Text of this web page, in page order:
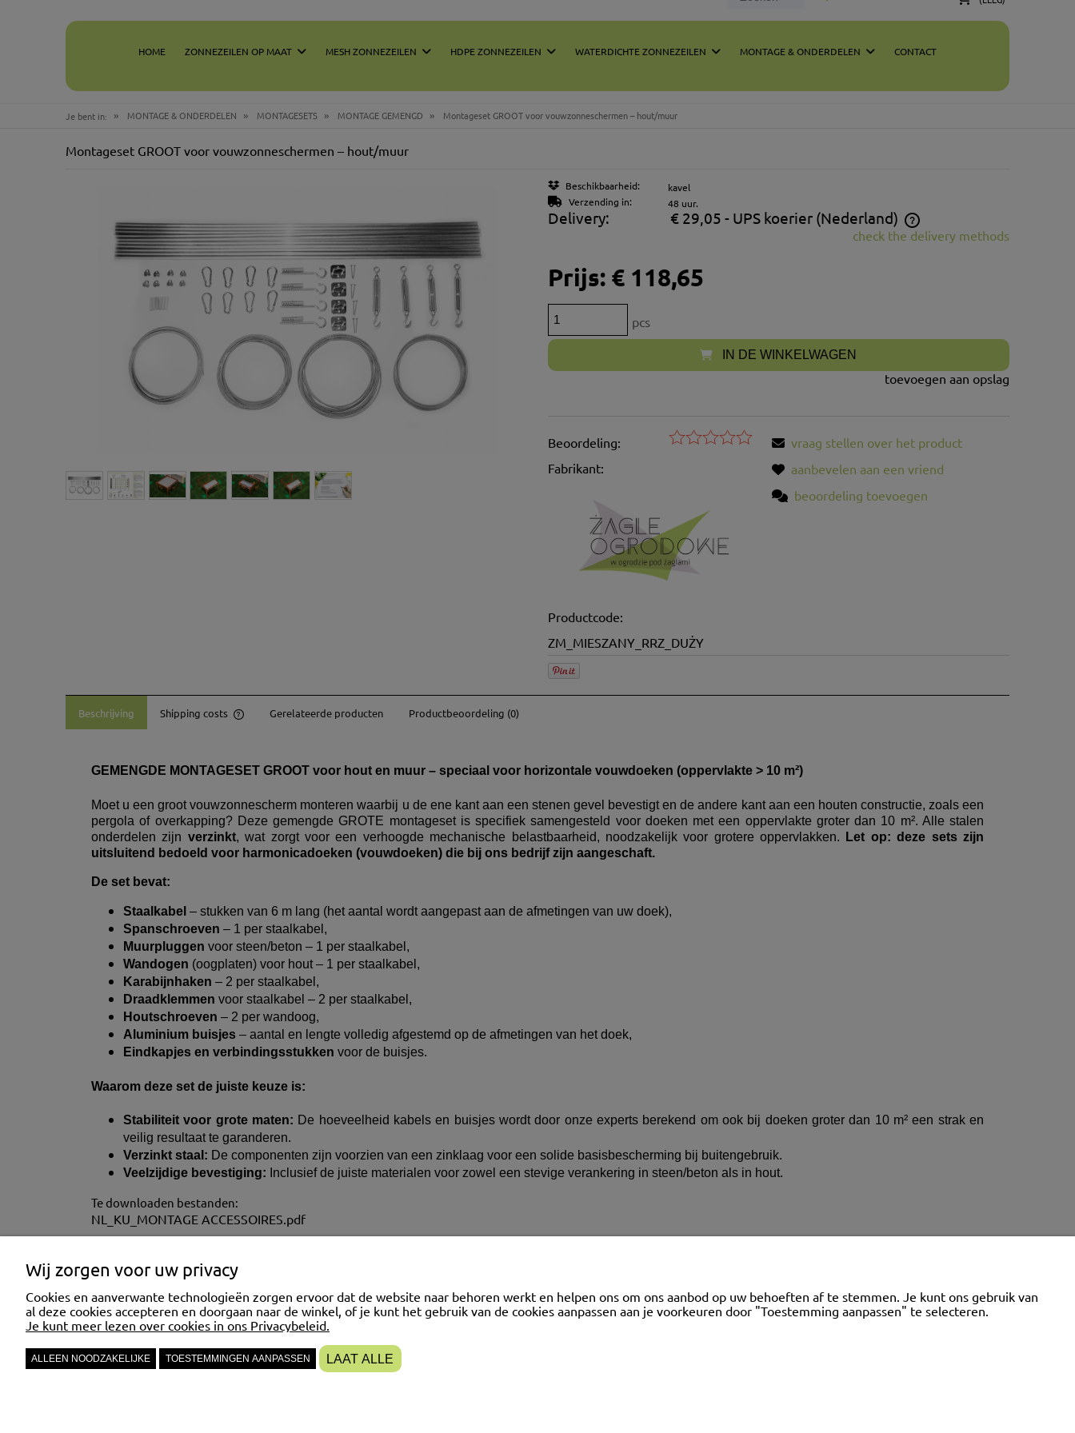
HOME ZONNEZEILEN OP MAAT MESH ZONNEZEILEN HDPE ZONNEZEILEN WATERDICHTE ZONNEZEILEN MONTAGE & ONDERDELEN CONTACT
Je bent in: » MONTAGE & ONDERDELEN » MONTAGESETS » MONTAGE GEMENGD » Montageset GROOT voor vouwzonneschermen – hout/muur
Montageset GROOT voor vouwzonneschermen – hout/muur
Beschikbaarheid:
kavel
Verzending in:
48 uur.
Delivery: € 29,05 - UPS koerier (Nederland)
check the delivery methods
Prijs: € 118,65
pcs
IN DE WINKELWAGEN
toevoegen aan opslag
Beoordeling:
Fabrikant:
Productcode:
ZM_MIESZANY_RRZ_DUŻY
vraag stellen over het product
aanbevelen aan een vriend
beoordeling toevoegen
Beschrijving Shipping costs
payment costs
Gerelateerde producten Productbeoordeling (0)
GEMENGDE MONTAGESET GROOT voor hout en muur – speciaal voor horizontale vouwdoeken (oppervlakte > 10 m²)
Moet u een groot vouwzonnescherm monteren waarbij u de ene kant aan een stenen gevel bevestigt en de andere kant aan een houten constructie, zoals een
pergola of overkapping? Deze gemengde GROTE montageset is specifiek samengesteld voor doeken met een oppervlakte groter dan 10 m². Alle stalen
onderdelen zijn verzinkt, wat zorgt voor een verhoogde mechanische belastbaarheid, noodzakelijk voor grotere oppervlakken.
Let op: deze sets zijn
uitsluitend bedoeld voor harmonicadoeken (vouwdoeken) die bij ons bedrijf zijn aangeschaft.
De set bevat:
Staalkabel – stukken van 6 m lang (het aantal wordt aangepast aan de afmetingen van uw doek),
Spanschroeven – 1 per staalkabel,
Muurpluggen voor steen/beton – 1 per staalkabel,
Wandogen (oogplaten) voor hout – 1 per staalkabel,
Karabijnhaken – 2 per staalkabel,
Draadklemmen voor staalkabel – 2 per staalkabel,
Houtschroeven – 2 per wandoog,
Aluminium buisjes – aantal en lengte volledig afgestemd op de afmetingen van het doek,
Eindkapjes en verbindingsstukken voor de buisjes.
Waarom deze set de juiste keuze is:
Stabiliteit voor grote maten: De hoeveelheid kabels en buisjes wordt door onze experts berekend om ook bij doeken groter dan 10 m² een strak en
veilig resultaat te garanderen.
Verzinkt staal: De componenten zijn voorzien van een zinklaag voor een solide basisbescherming bij buitengebruik.
Veelzijdige bevestiging: Inclusief de juiste materialen voor zowel een stevige verankering in steen/beton als in hout.
Te downloaden bestanden:
NL_KU_MONTAGE ACCESSOIRES.pdf
KLANTENSERVICE
AVG
Hulp
Reglement van de webshop
Inloggen
Mijn bestellingen
Accountinstellingen
FAQ
CONTACT
Wij zorgen voor uw privacy
Cookies en aanverwante technologieën zorgen ervoor dat de website naar behoren werkt en helpen ons om ons aanbod op uw behoeften af te stemmen. Je kunt ons gebruik van
al deze cookies accepteren en doorgaan naar de winkel, of je kunt het gebruik van de cookies aanpassen aan je voorkeuren door "Toestemming aanpassen" te selecteren.
Je kunt meer lezen over cookies in ons Privacybeleid.
ALLEEN NOODZAKELIJKE TOESTEMMINGEN AANPASSEN LAAT ALLE